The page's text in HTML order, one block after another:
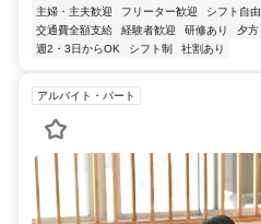
主婦・主夫歓迎
フリーター歓迎 シフト自由
交通費全額支給
経験者歓迎 研修あり 夕方
週2・3日からOK
シフト制 社割あり
アルバイト・パート